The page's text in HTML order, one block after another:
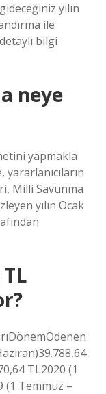
yılın
ile
bilgi
neye
yapmakla
yararlanıcıların
Milli Savunma
yılın Ocak
TL2020 (1
(1 Temmuz –